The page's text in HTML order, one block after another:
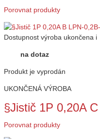
Porovnat produkty
Dostupnost výroba ukončena i
na dotaz
Produkt je vyprodán
UKONČENÁ VÝROBA
§Jistič 1P 0,20A
Porovnat produkty